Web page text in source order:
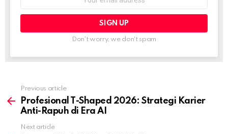
Don't worry, we don't spam
more
Previous article
Profesional T-Shaped 2026: Strategi Karier
Anti-Rapuh di Era AI
Next article